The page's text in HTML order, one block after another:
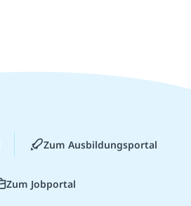
Zum Ausbildungsportal
Zum Jobportal